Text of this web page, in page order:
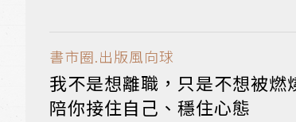
書市圈.出版風向球
我不是想離職，只是不想被燃
陪你接住自己、穩住心態